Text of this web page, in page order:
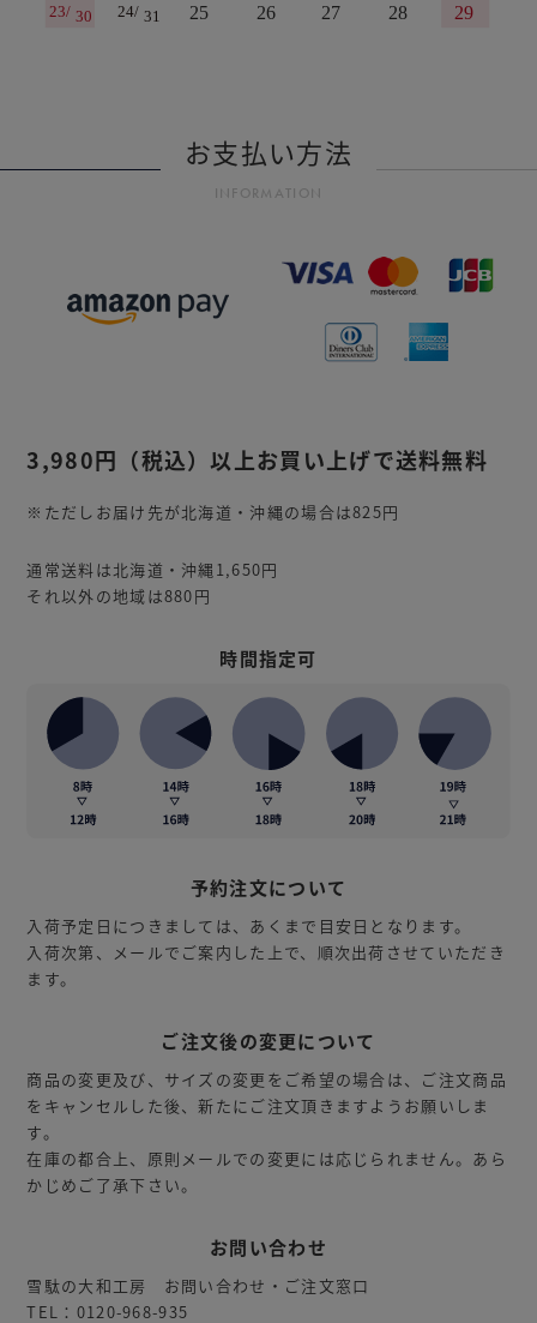
お支払い方法
INFORMATION
3,980円 （税込）以上お買い上げで送料無料
※ただしお届け先が北海道・沖縄の場合は825円
通常送料は北海道・沖縄1,650円
それ以外の地域は880円
時間指定可
予約注文について
入荷予定日につきましては、あくまで目安日となります。
入荷次第、メールでご案内した上で、順次出荷させていただき
ます。
ご注文後の変更について
商品の変更及び、サイズの変更をご希望の場合は、ご注文商品
をキャンセルした後、新たにご注文頂きますようお願いしま
す。
在庫の都合上、原則メールでの変更には応じられません。あら
かじめご了承下さい。
お問い合わせ
雪駄の大和工房 お問い合わせ・ご注文窓口
TEL：0120-968-935